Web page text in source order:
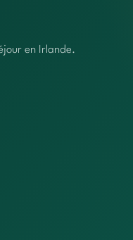
en Irlande.